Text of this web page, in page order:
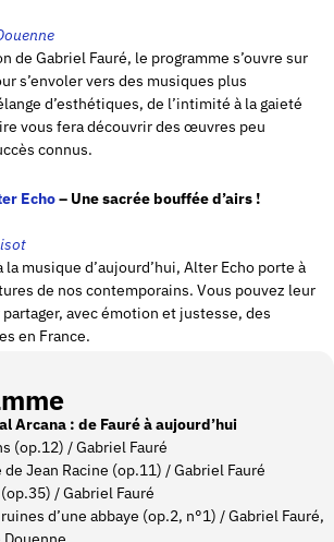
de Gabriel Fauré, le programme s’ouvre sur
s’envoler vers des musiques plus
d’esthétiques, de l’intimité à la gaieté
vous fera découvrir des œuvres peu
connus.
Echo– Une sacrée bouffée d’airs !
musique d’aujourd’hui, Alter Echo porte à
de nos contemporains. Vous pouvez leur
avec émotion et justesse, des
en France.
Arcana : de Fauré à aujourd’hui
(op.12) / Gabriel Fauré
de Jean Racine (op.11) / Gabriel Fauré
/ Gabriel Fauré
d’une abbaye (op.2, n°1) / Gabriel Fauré,